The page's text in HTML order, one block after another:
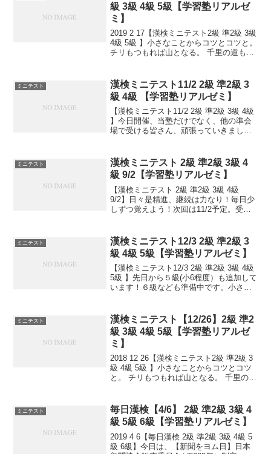
級 3級 4級 5級【学習塾リアルゼ
ミ】
2019 2 17【漢検ミニテスト2級 準2級 3級
4級 5級 】小さなことからコツとコツと。
チリもつもれば山となる。 千里の道も一
熟語問題などの出来具合が合...
ミニテスト
漢検ミニテスト11/2 2級 準2級 3
級 4級 【学習塾リアルゼミ】
【漢検ミニテスト11/2 2級 準2級 3級 4級
】今日開催、当塾だけでなく、他の準会
場で受ける皆さん、頑張っていきましょ
ミニテスト
漢検ミニテスト 2級 準2級 3級 4
級 9/2【学習塾リアルゼミ】
【漢検ミニテスト 2級 準2級 3級 4級
9/2】日々是精進、継続は力なり！毎日少
しずつ覚えよう！次回は11/2予定。受け
ミニテスト
漢検ミニテスト12/3 2級 準2級 3
級 4級 5級【学習塾リアルゼミ】
【漢検ミニテスト12/3 2級 準2級 3級 4級
5級 】先日から５級(小6程度）も追加して
います！６級なども準備中です。小さな
精進、継続は力なり！毎日少しずつ覚え
よ...
ミニテスト
漢検ミニテスト【12/26】2級 準2
級 3級 4級 5級【学習塾リアルゼ
ミ】
2018 12 26【漢検ミニテスト2級 準2級 3
級 4級 5級 】小さなことからコツとコツ
と。 チリもつもれば山となる。 千里の道
は皆さんだいたいできますが、 ...
ミニテスト
毎日漢検【4/6】 2級 準2級 3級 4
級 5級 6級【学習塾リアルゼミ】
2019 4 6【毎日漢検 2級 準2級 3級 4級 5
級 6級】今日は、【新聞をヨム日】日本